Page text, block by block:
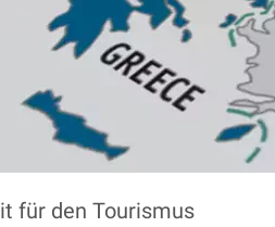
für den Tourismus